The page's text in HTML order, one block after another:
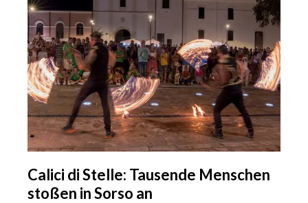
Calici di Stelle: Tausende Menschen
stoßen in Sorso an